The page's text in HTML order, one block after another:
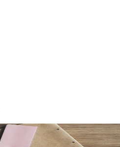
#taxation
#real-estate-investment